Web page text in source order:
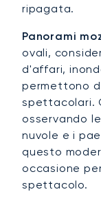
ripagata.
Panorami
ovali,
d'affari,
permettono
spettacolari.
osservando
nuvole e i
questo
occasione
spettacolo.